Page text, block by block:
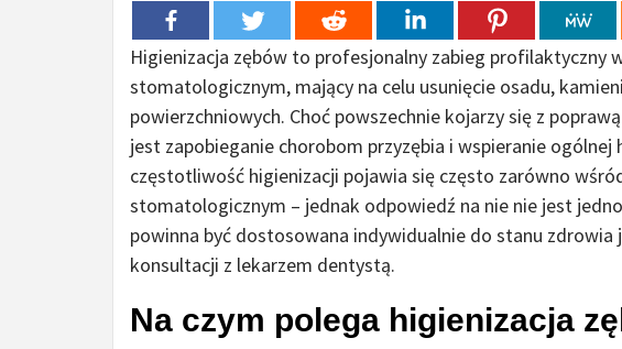
Higienizacja zębów to profesjonalny zabieg profilaktyczny
stomatologicznym, mający na celu usunięcie osadu,
powierzchniowych. Choć powszechnie kojarzy się z
jest zapobieganie chorobom przyzębia i wspieranie ogólnej
częstotliwość higienizacji pojawia się często zarówno
stomatologicznym – jednak odpowiedź na nie nie jest
powinna być dostosowana indywidualnie do stanu zdrowia
konsultacji z lekarzem dentystą.
Na czym polega higienizacja